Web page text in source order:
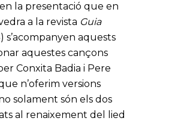
la presentació que en
a la revista Guia
s’acompanyen aquests
aquestes cançons
Conxita Badia i Pere
n’oferim versions
solament són els dos
al renaixement del lied